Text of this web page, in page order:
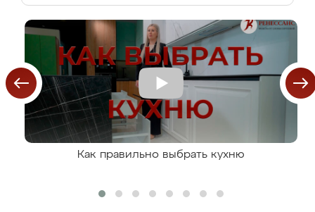
Как правильно выбрать кухню